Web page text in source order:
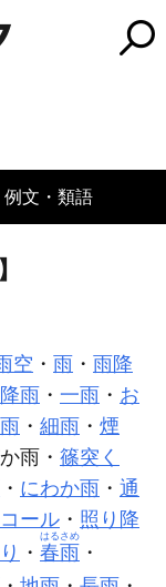
例文・類語
空 ・ 雨 ・ 雨降
降雨 ・ 一雨 ・ お
・ 細雨 ・ 煙
雨・ 篠突く
・ にわか雨 ・ 通
ール ・ 照り降
・ 春雨
はるさめ
・